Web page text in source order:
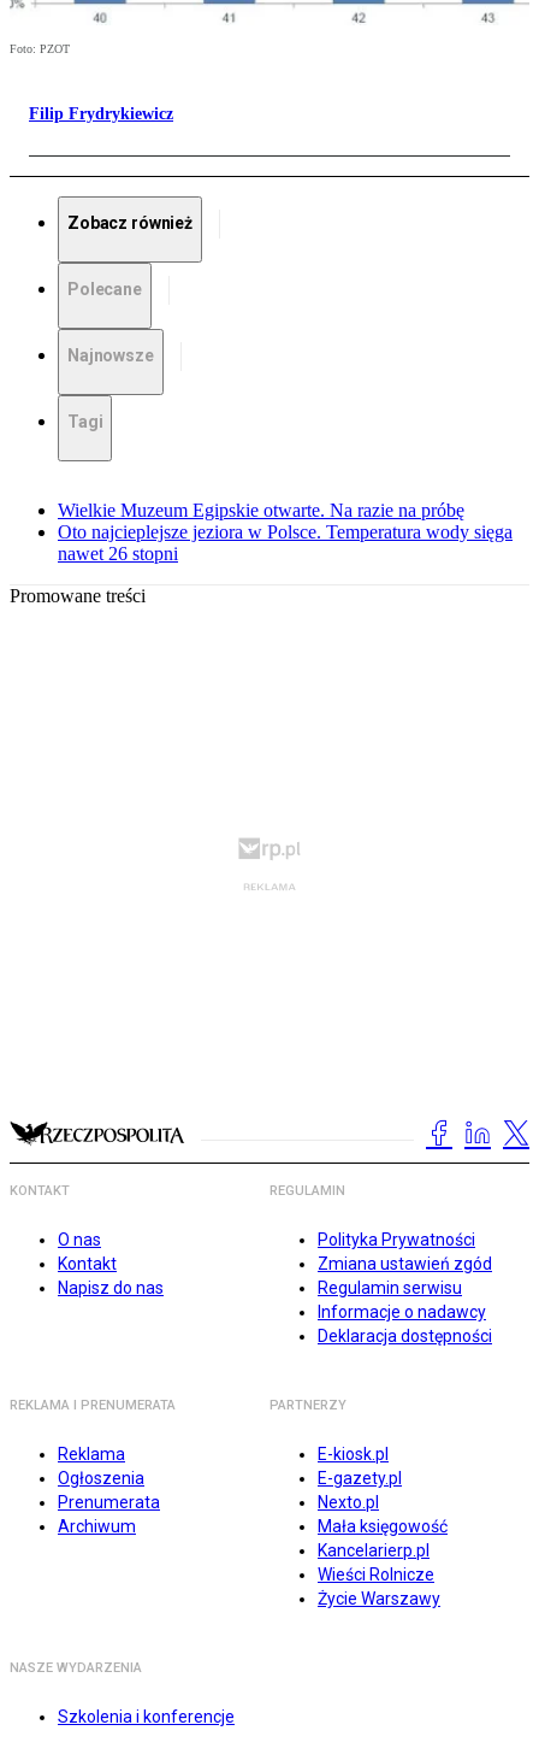
Foto: PZOT
Filip Frydrykiewicz
Zobacz również
Polecane
Najnowsze
Tagi
Wielkie Muzeum Egipskie otwarte. Na razie na próbę
Oto najcieplejsze jeziora w Polsce. Temperatura wody sięga
nawet 26 stopni
Promowane treści
KONTAKT
O nas
Kontakt
Napisz do nas
REGULAMIN
Polityka Prywatności
Zmiana ustawień zgód
Regulamin serwisu
Informacje o nadawcy
Deklaracja dostępności
REKLAMA I PRENUMERATA
Reklama
Ogłoszenia
Prenumerata
Archiwum
PARTNERZY
E-kiosk.pl
E-gazety.pl
Nexto.pl
Mała księgowość
Kancelarierp.pl
Wieści Rolnicze
Życie Warszawy
NASZE WYDARZENIA
Szkolenia i konferencje